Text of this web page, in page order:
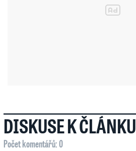
DISKUSE K ČLÁNKU
Počet komentářů: 0